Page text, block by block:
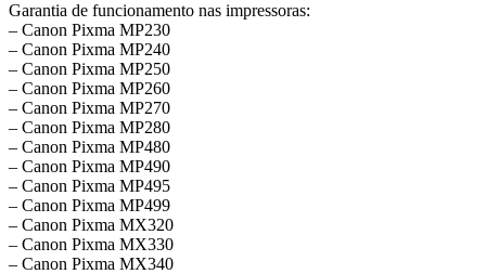
Garantia de funcionamento nas impressoras:
– Canon Pixma MP230
– Canon Pixma MP240
– Canon Pixma MP250
– Canon Pixma MP260
– Canon Pixma MP270
– Canon Pixma MP280
– Canon Pixma MP480
– Canon Pixma MP490
– Canon Pixma MP495
– Canon Pixma MP499
– Canon Pixma MX320
– Canon Pixma MX330
– Canon Pixma MX340